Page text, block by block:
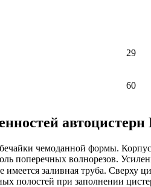
29
60
чемоданной формы.
поперечных волнорезов.
заливная труба.
полостей при заполнении